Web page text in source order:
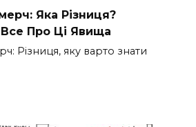
Яка Різниця?
Все Про Ці Явища
Різниця, яку варто знати